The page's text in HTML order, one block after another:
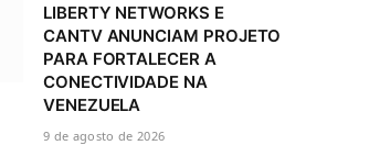
LIBERTY NETWORKS E
CANTV ANUNCIAM PROJETO
PARA FORTALECER A
CONECTIVIDADE NA
VENEZUELA
9 de agosto de 2026